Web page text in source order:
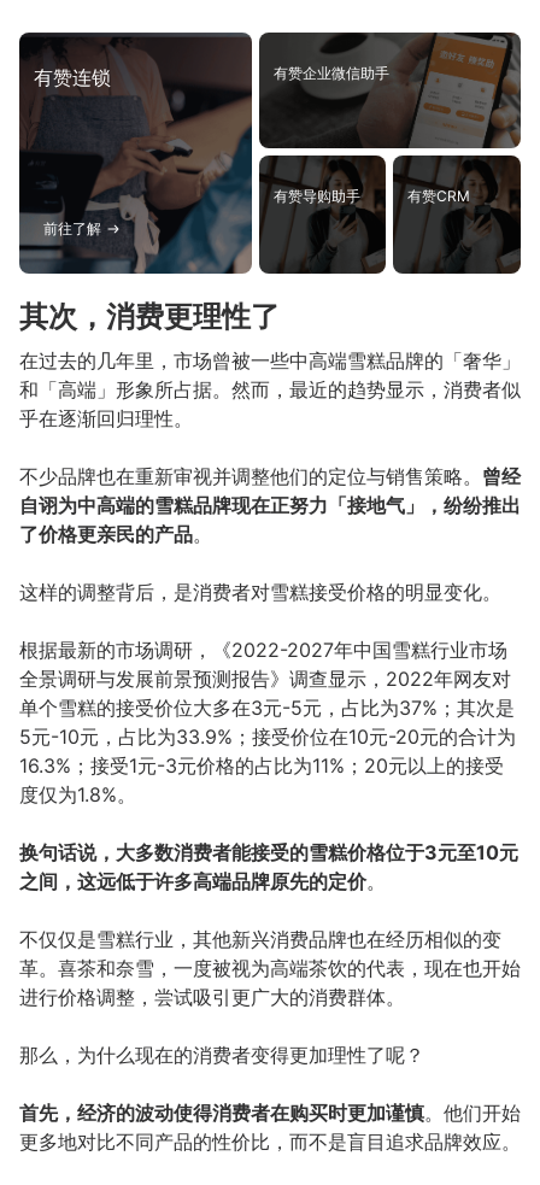
有赞连锁
前往了解
有赞企业微信助手
有赞导购助手 有赞CRM
其次，消费更理性了
在过去的几年里，市场曾被一些中高端雪糕品牌的「奢华」
和「高端」形象所占据。然而，最近的趋势显示，消费者似
乎在逐渐回归理性。
不少品牌也在重新审视并调整他们的定位与销售策略。 曾经
自诩为中高端的雪糕品牌现在正努力「接地气」，纷纷推出
了价格更亲民的产品。
这样的调整背后，是消费者对雪糕接受价格的明显变化。
根据最新的市场调研，《2022-2027年中国雪糕行业市场
全景调研与发展前景预测报告》调查显示，2022年网友对
单个雪糕的接受价位大多在3元-5元，占比为37%；其次是
5元-10元，占比为33.9%；接受价位在10元-20元的合计为
16.3%；接受1元-3元价格的占比为11%；20元以上的接受
度仅为1.8%。
换句话说，大多数消费者能接受的雪糕价格位于3元至10元
之间，这远低于许多高端品牌原先的定价。
不仅仅是雪糕行业，其他新兴消费品牌也在经历相似的变
革。喜茶和奈雪，一度被视为高端茶饮的代表，现在也开始
进行价格调整，尝试吸引更广大的消费群体。
那么，为什么现在的消费者变得更加理性了呢？
首先，经济的波动使得消费者在购买时更加谨慎。他们开始
更多地对比不同产品的性价比，而不是盲目追求品牌效应。